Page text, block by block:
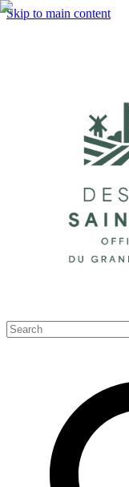
Skip to main content